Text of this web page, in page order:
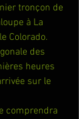
tronçon de
à La
Colorado.
des
heures
sur le
comprendra